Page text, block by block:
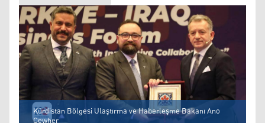
Kürdistan Bölgesi Ulaştırma ve Haberleşme Bakanı Ano